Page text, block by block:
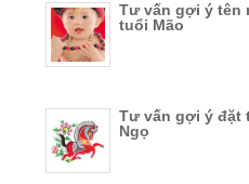
Tư vấn gợi ý tên
tuổi Mão
Tư vấn gợi ý đặt
Ngọ